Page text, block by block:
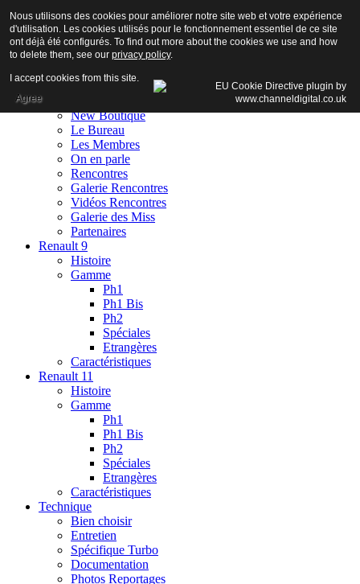
Accueil
New Boutique
Le Bureau
Les Membres
On en parle
Rencontres
Galerie Rencontres
Vidéos Rencontres
Galerie des Miss
Partenaires
Renault 9
Histoire
Gamme
Ph1
Ph1 Bis
Ph2
Spéciales
Etrangères
Caractéristiques
Renault 11
Histoire
Gamme
Ph1
Ph1 Bis
Ph2
Spéciales
Etrangères
Caractéristiques
Technique
Bien choisir
Entretien
Spécifique Turbo
Documentation
Photos Reportages
Nous utilisons des cookies pour améliorer notre site web et votre expérience
d'utilisation. Les cookies utilisés pour le fonctionnement essentiel de ce site
ont déjà été configurés. To find out more about the cookies we use and how
to delete them, see our privacy policy.
I accept cookies from this site.
Agree